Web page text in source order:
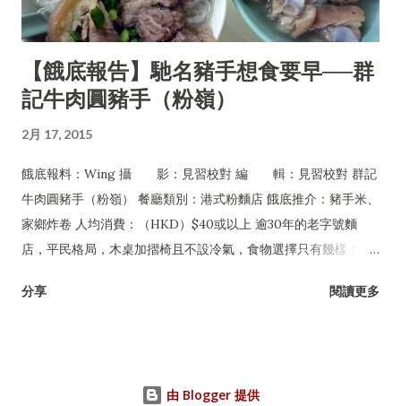
【餓底報告】馳名豬手想食要早──群
記牛肉圓豬手（粉嶺）
2月 17, 2015
餓底報料：Wing 攝 影：見習校對 編 輯：見習校對 群記
牛肉圓豬手（粉嶺） 餐廳類別：港式粉麵店 餓底推介：豬手米、
家鄉炸卷 人均消費：（HKD）$40或以上 逾30年的老字號麵
店，平民格局，木桌加摺椅且不設冷氣，食物選擇只有幾樣：豬
家鄉炸卷。但無論一年四季皆經常爆場，甚至吸引許多名人紅星
分享 閱讀更多
由 Blogger 提供